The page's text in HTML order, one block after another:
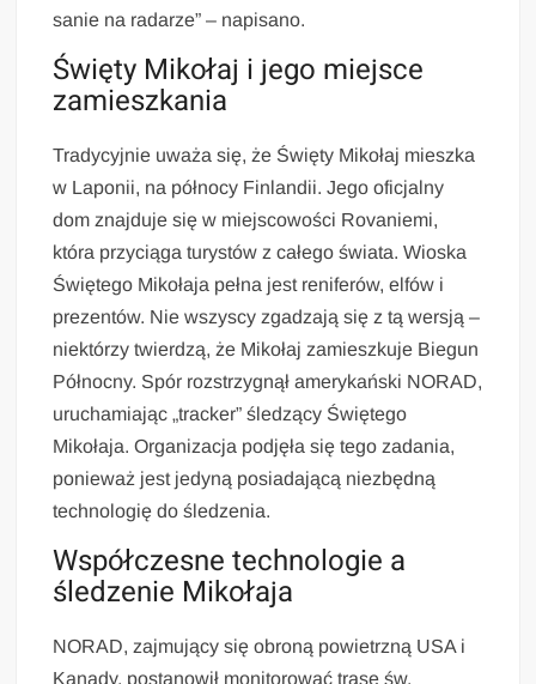
sanie na radarze” – napisano.
Święty Mikołaj i jego miejsce
zamieszkania
Tradycyjnie uważa się, że Święty Mikołaj mieszka
w Laponii, na północy Finlandii. Jego oficjalny
dom znajduje się w miejscowości Rovaniemi,
która przyciąga turystów z całego świata. Wioska
Świętego Mikołaja pełna jest reniferów, elfów i
prezentów. Nie wszyscy zgadzają się z tą wersją –
niektórzy twierdzą, że Mikołaj zamieszkuje Biegun
Północny. Spór rozstrzygnął amerykański NORAD,
uruchamiając „tracker” śledzący Świętego
Mikołaja. Organizacja podjęła się tego zadania,
ponieważ jest jedyną posiadającą niezbędną
technologię do śledzenia.
Współczesne technologie a
śledzenie Mikołaja
NORAD, zajmujący się obroną powietrzną USA i
Kanady, postanowił monitorować trasę św.